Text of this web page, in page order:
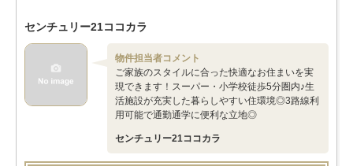
センチュリー21ココカラ
物件担当者コメント
ご家族のスタイルに合った快適なお住まいを実
現できます！スーパー・小学校徒歩5分圏内♪生
活施設が充実した暮らしやすい住環境◎3路線利
用可能で通勤通学に便利な立地◎
センチュリー21ココカラ